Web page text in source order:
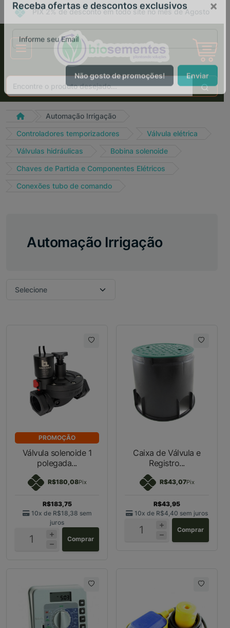
PIX 2% de desconto em todo site no mês de Agosto
Automação Irrigação
Controladores temporizadores
Válvula elétrica
Válvulas hidráulicas
Bobina solenoide
Chaves de Partida e Componentes Elétricos
Conexões tubo de comando
Automação Irrigação
PROMOÇÃO
Válvula solenoide 1
polegada...
R$180,08Pix
R$183,75
10x de R$18,38 sem
juros
Comprar
Caixa de Válvula e
Registro...
R$43,07Pix
R$43,95
10x de R$4,40 sem juros
Comprar
Receba ofertas e descontos exclusivos
Não gosto de promoções! Enviar